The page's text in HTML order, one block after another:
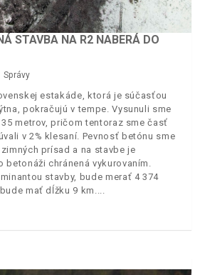
STAVBA NA R2 NABERÁ DO
Správy
estakáde, ktorá je súčasťou
pokračujú v tempe. Vysunuli sme
metrov, pričom tentoraz sme časť
v 2% klesaní. Pevnosť betónu sme
prísad a na stavbe je
betonáži chránená vykurovaním.
stavby, bude merať 4 374
mať dĺžku 9 km.